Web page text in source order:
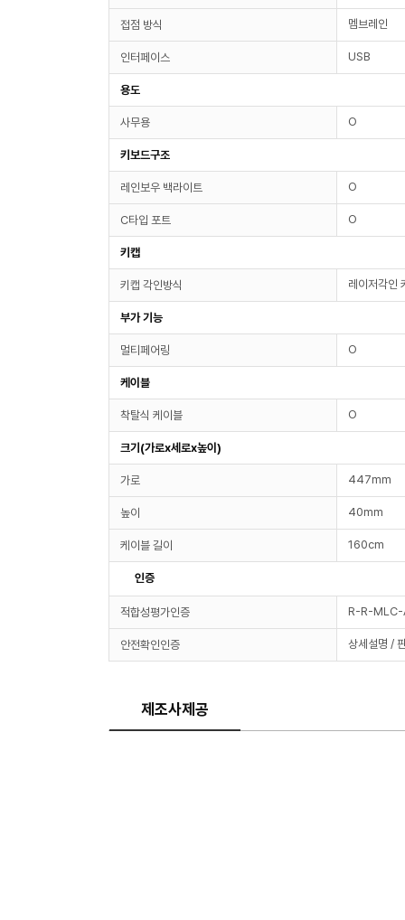
접점 방식 멤브레인
인터페이스 USB
용도
사무용 O
키보드구조
레인보우 백라이트 O
C타입 포트 O
키캡
키캡 각인방식 레이저각인
부가 기능
멀티페어링 O
케이블
착탈식 케이블 O
크기(가로x세로x높이)
가로 447mm
높이 40mm
케이블 길이 160cm
인증
적합성평가인증 R-R-
안전확인인증 상세설명 /
제조사제공